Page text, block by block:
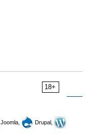
18+
Joomla,
Drupal,